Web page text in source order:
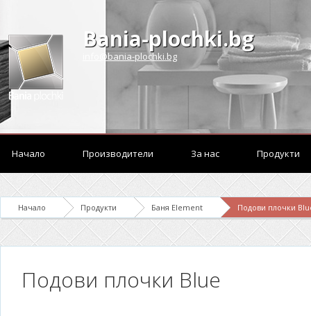
Bania-plochki.bg
info@bania-plochki.bg
Начало Производители За нас Продукти
Начало Продукти Баня Element Подови плочки
Подови плочки Blue